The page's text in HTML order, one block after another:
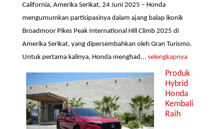
California, Amerika Serikat, 24 Juni 2025 – Honda
mengumumkan partisipasinya dalam ajang balap ikonik
Broadmoor Pikes Peak International Hill Climb 2025 di
Amerika Serikat, yang dipersembahkan oleh Gran Turismo.
Untuk pertama kalinya, Honda menghad...selengkapnya
Produk
Hybrid
Honda
Kembali
Raih